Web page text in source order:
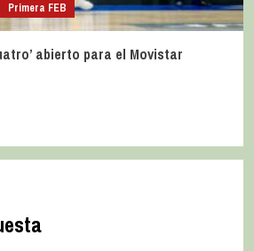
Primera FEB
abierto para el Movistar